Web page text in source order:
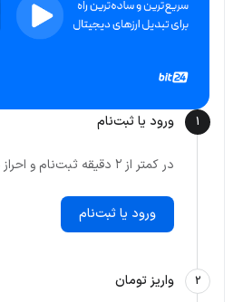
1 ورود یا ثبت‌نام
در کمتر از ۲ دقیقه ثبت‌نام و احراز هویت خود را تکمیل کنید.
ورود یا ثبت‌نام
2 واریز تومان